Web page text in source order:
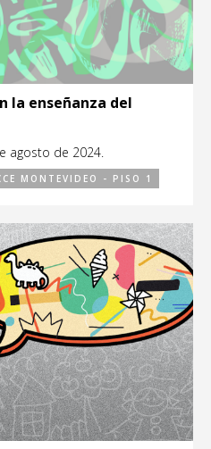
la enseñanza del
agosto de 2024.
MONTEVIDEO - PISO 1